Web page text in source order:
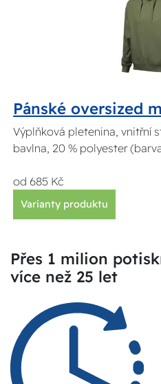
Pánské oversized
Výplňková pletenina, vnitřní
bavlna, 20 % polyester
od 685 Kč
Varianty produktu
Přes 1 milion
více než 25 let